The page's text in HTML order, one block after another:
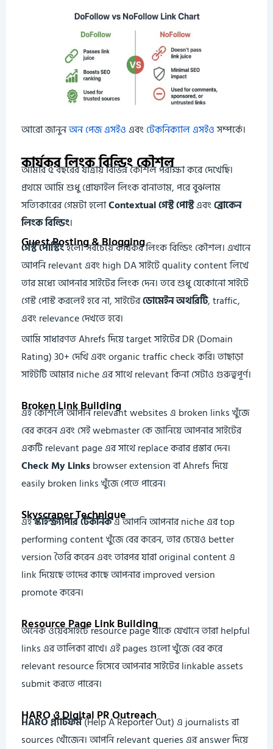
আরো জানুনঅন পেজ এসইওএবংটেকনিক্যাল এসইওসম্পর্কে।
কার্যকর লিংক বিল্ডিং কৌশল
আমার ৫ বছরের যাত্রায় বিভিন্ন কৌশল পরীক্ষা করে দেখেছি।
প্রথমে আমি শুধু প্রোফাইল লিংক বানাতাম, পরে বুঝলাম
সত্যিকারের গেমটা হলোContextual গেস্ট পোস্টএবংব্রোকেন
লিংক বিল্ডিং।
Guest Posting & Blogging
গেস্ট পোস্টিংহলো সবচেয়ে কার্যকর লিংক বিল্ডিং কৌশল। এখানে
আপনি relevant এবং high DA সাইটে quality content লিখে
তার মধ্যে আপনার সাইটের লিংক দেন। তবে শুধু যেকোনো সাইটে
গেস্ট পোস্ট করলেই হবে না, সাইটেরডোমেইন অথরিটি, traffic,
এবং relevance দেখতে হবে।
আমি সাধারণত Ahrefs দিয়ে target সাইটের DR (Domain
Rating) 30+ দেখি এবং organic traffic check করি। তাছাড়া
সাইটটি আমার niche এর সাথে relevant কিনা সেটাও গুরুত্বপূর্ণ।
Broken Link Building
এই কৌশলে আপনি relevant websites এ broken links খুঁজে
বের করেন এবং সেই webmaster কে জানিয়ে আপনার সাইটের
একটি relevant page এর সাথে replace করার প্রস্তাব দেন।
Check My Linksbrowser extension বা Ahrefs দিয়ে
easily broken links খুঁজে পেতে পারেন।
Skyscraper Technique
এইস্কাইস্ক্র্যাপার টেকনিকএ আপনি আপনার niche এর top
performing content খুঁজে বের করেন, তার চেয়েও better
version তৈরি করেন এবং তারপর যারা original content এ
link দিয়েছে তাদের কাছে আপনার improved version
promote করেন।
Resource Page Link Building
অনেক ওয়েবসাইটে resource page থাকে যেখানে তারা helpful
links এর তালিকা রাখে। এই pages গুলো খুঁজে বের করে
relevant resource হিসেবে আপনার সাইটের linkable assets
submit করতে পারেন।
HARO ও Digital PR Outreach
HARO প্ল্যাটফর্ম(Help A Reporter Out) এ journalists রা
sources খোঁজেন। আপনি relevant queries এর answer দিয়ে